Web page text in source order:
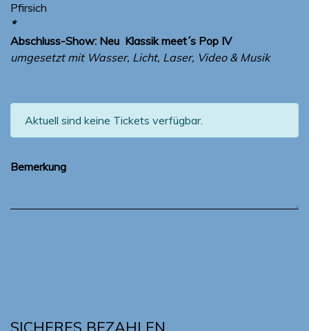
Pfirsich
*
Abschluss-Show: Neu Klassik meet´s Pop IV
umgesetzt mit Wasser, Licht, Laser, Video & Musik
Aktuell sind keine Tickets verfügbar.
Bemerkung
SICHERES BEZAHLEN